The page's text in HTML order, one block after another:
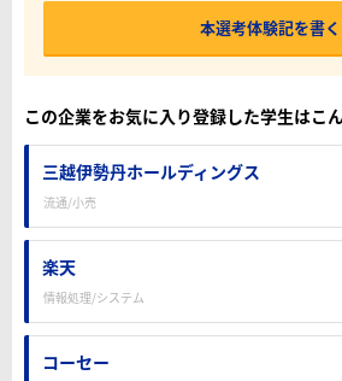
本選考体験記を書く
この企業をお気に入り登録した学生はこ
三越伊勢丹ホールディングス
流通/小売
楽天
情報処理/システム
コーセー